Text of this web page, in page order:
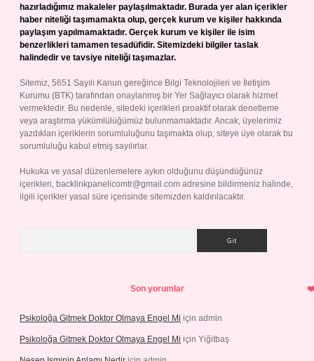
hazırladığımız makaleler paylaşılmaktadır. Burada yer alan içerikler
haber niteliği taşımamakta olup, gerçek kurum ve kişiler hakkında
paylaşım yapılmamaktadır. Gerçek kurum ve kişiler ile isim
benzerlikleri tamamen tesadüfidir. Sitemizdeki bilgiler taslak
halindedir ve tavsiye niteliği taşımazlar.
Sitemiz, 5651 Sayılı Kanun gereğince Bilgi Teknolojileri ve İletişim
Kurumu (BTK) tarafından onaylanmış bir Yer Sağlayıcı olarak hizmet
vermektedir. Bu nedenle, sitedeki içerikleri proaktif olarak denetleme
veya araştırma yükümlülüğümüz bulunmamaktadır. Ancak, üyelerimiz
yazdıkları içeriklerin sorumluluğunu taşımakta olup, siteye üye olarak bu
sorumluluğu kabul etmiş sayılırlar.
Hukuka ve yasal düzenlemelere aykırı olduğunu düşündüğünüz
içerikleri, backlinkpanelicomtr@gmail.com adresine bildirmeniz halinde,
ilgili içerikler yasal süre içerisinde sitemizden kaldırılacaktır.
Son yorumlar
Psikoloğa Gitmek Doktor Olmaya Engel Mi için admin
Psikoloğa Gitmek Doktor Olmaya Engel Mi için Yiğitbaş